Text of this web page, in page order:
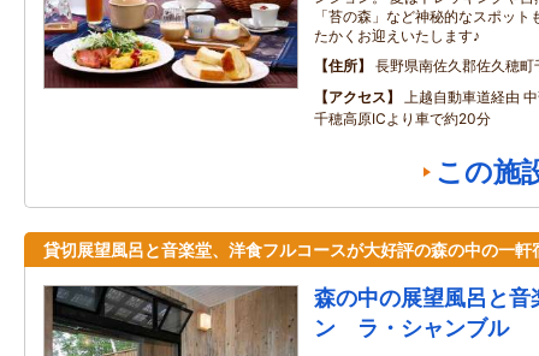
「苔の森」など神秘的なスポッ
たかくお迎えいたします♪
住所
長野県南佐久郡佐久穂町
アクセス
上越自動車道経由
千穂高原ICより車で約20分
この施
貸切展望風呂と音楽堂、洋食フルコースが大好評の森の中の一軒
森の中の展望風呂と
ン ラ・シャンブル